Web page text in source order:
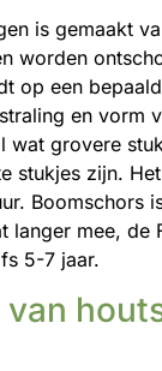
is gemaakt
worden
op een
en vorm
wat grovere
stukjes zijn.
Boomschors
langer mee, de
5-7 jaar.
van